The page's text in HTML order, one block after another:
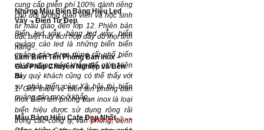
cung cấp miễn phí 100% dành riêng
cho đối tượng giáo viên và học sinh
từ mẫu giáo đến lớp 12. Phiên bản
đặc biệt này tích hợp đầy đủ mọi tính
năng ...
Làm Biển Tên Phòng Ban Inox –
Giải Pháp Chuyên Nghiệp và Bền
Bỉ
1. Giới thiệu về biển tên phòng ban
inox Biển tên phòng ban inox là loại
biển hiệu được sử dụng rộng rãi
trong các công ty, văn phòng, bệnh
Những Mẫu Biển Bảng Hiệu Led
Vẫy – Điện Tử Đẹp
Biển led vẫy, bảng led vẫy, biển
quảng cáo led là những biển biển
quảng cáo được dùng rất phổ biến
và đa dạng trên khắp thế giới. Hiện
nay quý khách cũng có thể thấy với
sự phát triển của Xã hội thì biển
quảng cáo mọc ở khắp ...
Mẫu Bảng Hiệu Cafe Đẹp Nhất
Xem tất cả >>